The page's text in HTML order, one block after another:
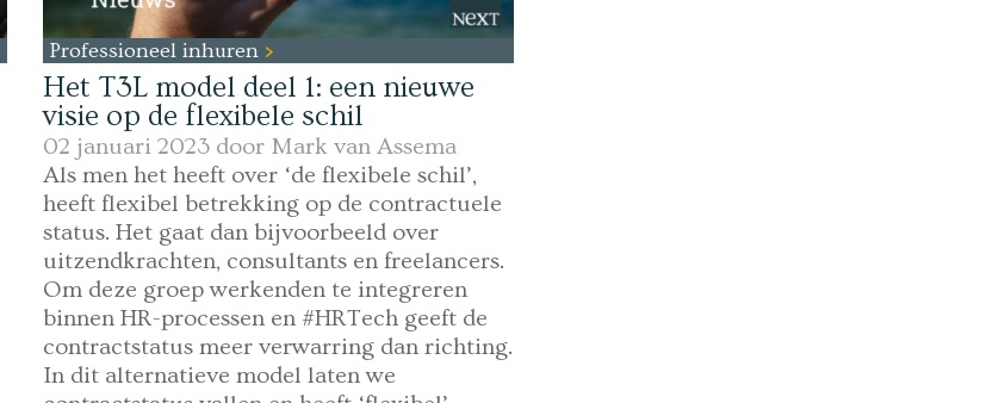
Professioneel inhuren
Het T3L model deel 1: een nieuwe
visie op de flexibele schil
02 januari 2023 door Mark van Assema
Als men het heeft over ‘de flexibele schil’,
heeft flexibel betrekking op de contractuele
status. Het gaat dan bijvoorbeeld over
uitzendkrachten, consultants en freelancers.
Om deze groep werkenden te integreren
binnen HR-processen en #HRTech geeft de
contractstatus meer verwarring dan richting.
In dit alternatieve model laten we